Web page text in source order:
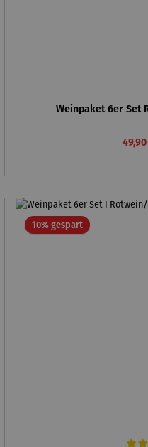
Weinpaket 6er Set
10% gespartRabatt